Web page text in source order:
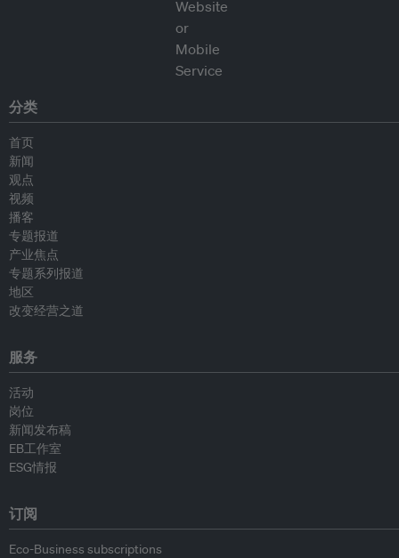
分类
首页
新闻
观点
视频
播客
专题报道
产业焦点
专题系列报道
地区
改变经营之道
服务
活动
岗位
新闻发布稿
EB工作室
ESG情报
订阅
Eco-Business subscriptions